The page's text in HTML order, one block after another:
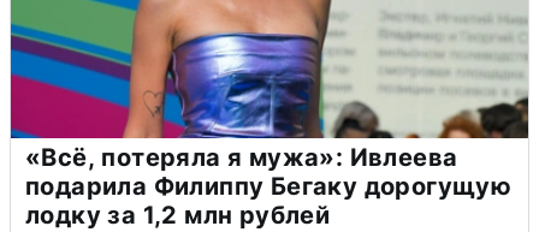
«Всё, потеряла я мужа»: Ивлеева
подарила Филиппу Бегаку дорогущую
лодку за 1,2 млн рублей